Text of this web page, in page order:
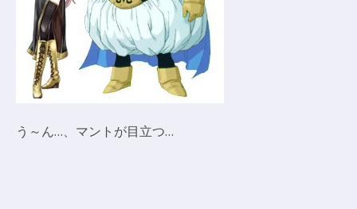
う～ん…、マントが目立つ…